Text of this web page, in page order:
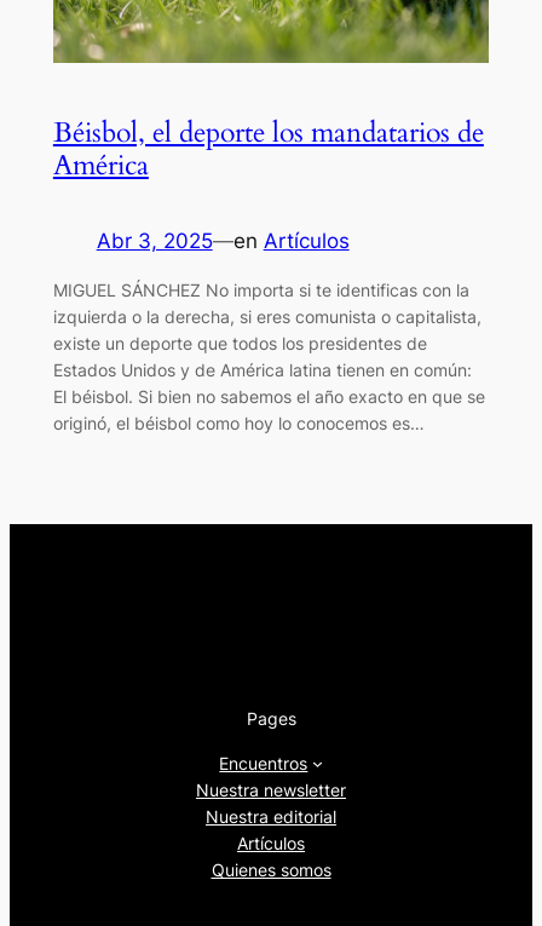
Béisbol, el deporte los mandatarios de
América
Abr 3, 2025—en Artículos
MIGUEL SÁNCHEZ No importa si te identificas con la
izquierda o la derecha, si eres comunista o capitalista,
existe un deporte que todos los presidentes de
Estados Unidos y de América latina tienen en común:
El béisbol. Si bien no sabemos el año exacto en que se
originó, el béisbol como hoy lo conocemos es…
Pages
Encuentros
Nuestra newsletter
Nuestra editorial
Artículos
Quienes somos